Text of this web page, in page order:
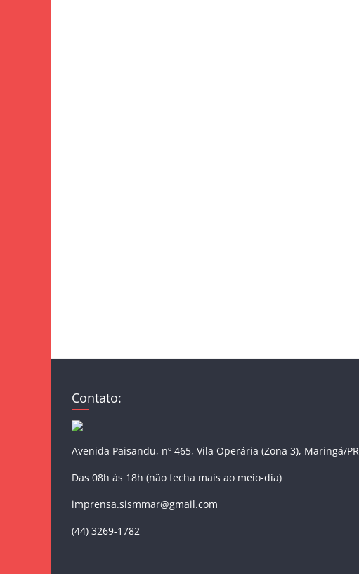
Contato:
Avenida Paisandu, nº 465, Vila Operária (Zona 3), Maringá/PR
Das 08h às 18h (não fecha mais ao meio-dia)
imprensa.sismmar@gmail.com
(44) 3269-1782